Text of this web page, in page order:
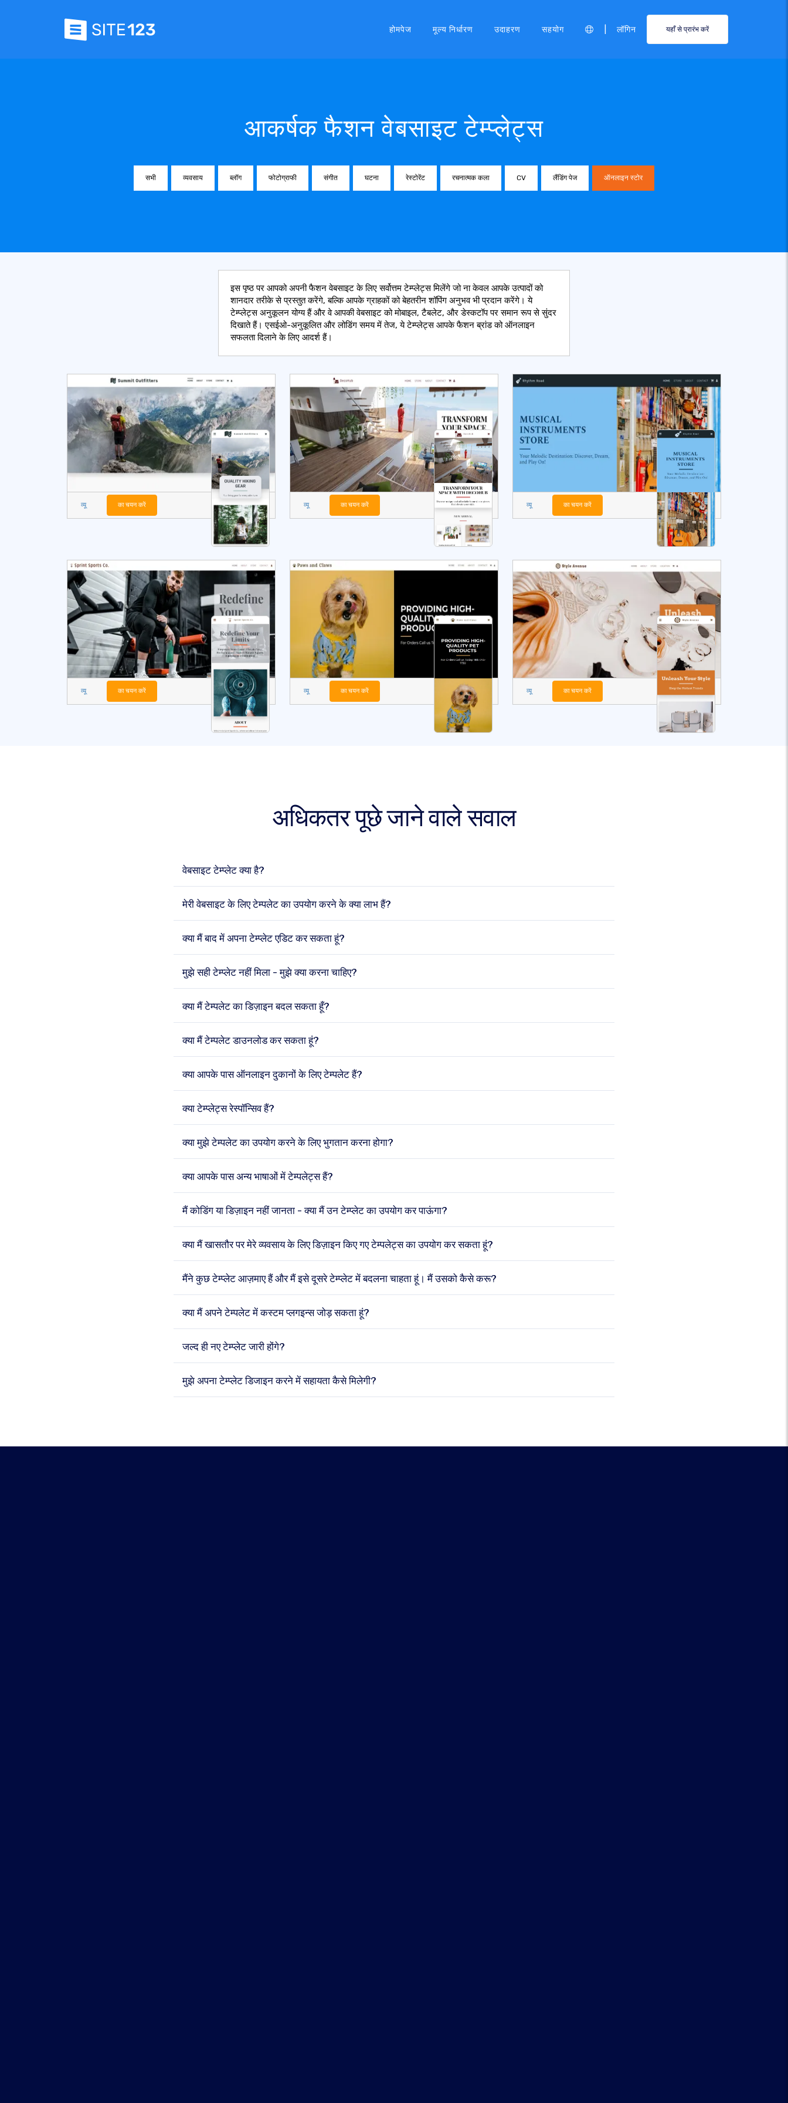
होमपेज मूल्य निर्धारण उदाहरण सहयोग लॉगिन यहाँ से प्रारंभ करें
आकर्षक फैशन वेबसाइट टेम्प्लेट्स
सभी व्यवसाय ब्लॉग फोटोग्राफी संगीत घटना रेस्टोरेंट रचनात्मक कला CV लैंडिंग पेज ऑनलाइन स्टोर
इस पृष्ठ पर आपको अपनी फैशन वेबसाइट के लिए सर्वोत्तम टेम्प्लेट्स मिलेंगे जो ना केवल आपके उत्पादों को
शानदार तरीके से प्रस्तुत करेंगे, बल्कि आपके ग्राहकों को बेहतरीन शॉपिंग अनुभव भी प्रदान करेंगे। ये
टेम्प्लेट्स अनुकूलन योग्य हैं और वे आपकी वेबसाइट को मोबाइल, टैबलेट, और डेस्कटॉप पर समान रूप से सुंदर
दिखाते हैं। एसईओ-अनुकूलित और लोडिंग समय में तेज, ये टेम्प्लेट्स आपके फैशन ब्रांड को ऑनलाइन
सफलता दिलाने के लिए आदर्श हैं।
व्यू का चयन करें व्यू का चयन करें व्यू का चयन करें
व्यू का चयन करें व्यू का चयन करें व्यू का चयन करें
अधिकतर पूछे जाने वाले सवाल
वेबसाइट टेम्प्लेट क्या है?
मेरी वेबसाइट के लिए टेम्पलेट का उपयोग करने के क्या लाभ हैं?
क्या मैं बाद में अपना टेम्प्लेट एडिट कर सकता हूं?
मुझे सही टेम्प्लेट नहीं मिला - मुझे क्या करना चाहिए?
क्या मैं टेम्पलेट का डिज़ाइन बदल सकता हूँ?
क्या मैं टेम्पलेट डाउनलोड कर सकता हूं?
क्या आपके पास ऑनलाइन दुकानों के लिए टेम्पलेट हैं?
क्या टेम्प्लेट्स रेस्पॉन्सिव हैं?
क्या मुझे टेम्पलेट का उपयोग करने के लिए भुगतान करना होगा?
क्या आपके पास अन्य भाषाओं में टेम्पलेट्स हैं?
मैं कोडिंग या डिज़ाइन नहीं जानता - क्या मैं उन टेम्प्लेट का उपयोग कर पाऊंगा?
क्या मैं खासतौर पर मेरे व्यवसाय के लिए डिज़ाइन किए गए टेम्पलेट्स का उपयोग कर सकता हूं?
मैंने कुछ टेम्प्लेट आज़माए हैं और मैं इसे दूसरे टेम्प्लेट में बदलना चाहता हूं। मैं उसको कैसे करू?
क्या मैं अपने टेम्पलेट में कस्टम प्लगइन्स जोड़ सकता हूं?
जल्द ही नए टेम्प्लेट जारी होंगे?
मुझे अपना टेम्प्लेट डिजाइन करने में सहायता कैसे मिलेगी?